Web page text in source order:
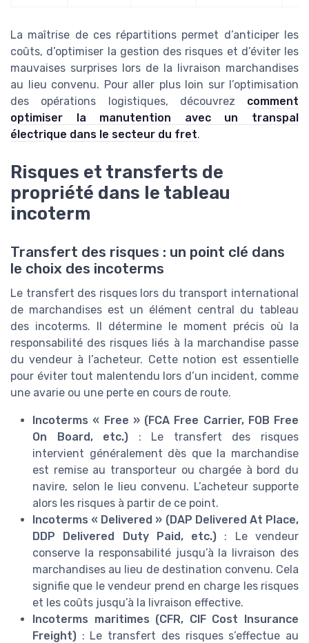
La maîtrise de ces répartitions permet d’anticiper les
coûts, d’optimiser la gestion des risques et d’éviter les
mauvaises surprises lors de la livraison marchandises
au lieu convenu. Pour aller plus loin sur l’optimisation
des opérations logistiques, découvrez comment
optimiser la manutention avec un transpal
électrique dans le secteur du fret.
Risques et transferts de
propriété dans le tableau
incoterm
Transfert des risques : un point clé dans
le choix des incoterms
Le transfert des risques lors du transport international
de marchandises est un élément central du tableau
des incoterms. Il détermine le moment précis où la
responsabilité des risques liés à la marchandise passe
du vendeur à l’acheteur. Cette notion est essentielle
pour éviter tout malentendu lors d’un incident, comme
une avarie ou une perte en cours de route.
Incoterms « Free » (FCA Free Carrier, FOB Free
On Board, etc.) : Le transfert des risques
intervient généralement dès que la marchandise
est remise au transporteur ou chargée à bord du
navire, selon le lieu convenu. L’acheteur supporte
alors les risques à partir de ce point.
Incoterms « Delivered » (DAP Delivered At Place,
DDP Delivered Duty Paid, etc.) : Le vendeur
conserve la responsabilité jusqu’à la livraison des
marchandises au lieu de destination convenu. Cela
signifie que le vendeur prend en charge les risques
et les coûts jusqu’à la livraison effective.
Incoterms maritimes (CFR, CIF Cost Insurance
Freight) : Le transfert des risques s’effectue au